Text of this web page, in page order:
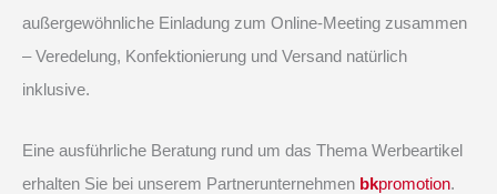
außergewöhnliche Einladung zum Online-Meeting zusammen
– Veredelung, Konfektionierung und Versand natürlich
inklusive.
Eine ausführliche Beratung rund um das Thema Werbeartikel
erhalten Sie bei unserem Partnerunternehmen bkpromotion.